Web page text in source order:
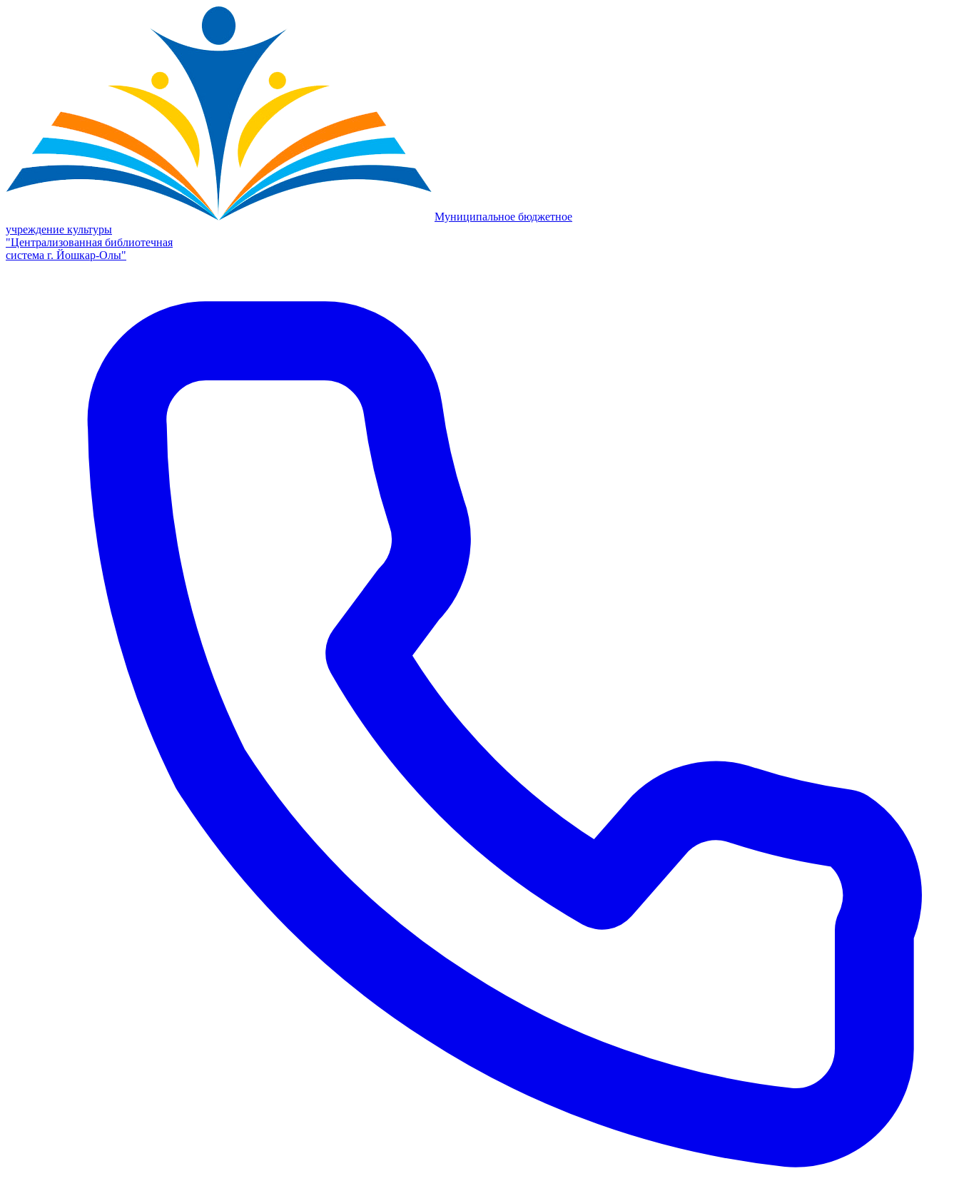
Муниципальное бюджетное
учреждение культуры
"Централизованная библиотечная
система г. Йошкар-Олы"